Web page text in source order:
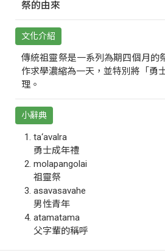
祭的由來
文化介紹
傳統祖靈祭是一系列為期四個月的
作求學濃縮為一天，並特別將「勇
理。
小辭典
ta‘avalra
勇士成年禮
molapangolai
祖靈祭
asavasavahe
男性青年
atamatama
父字輩的稱呼